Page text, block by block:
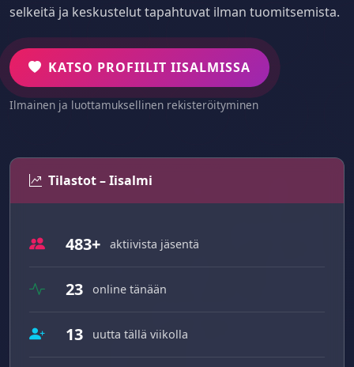
selkeitä ja keskustelut tapahtuvat ilman tuomitsemista.
KATSO PROFIILIT IISALMISSA
Ilmainen ja luottamuksellinen rekisteröityminen
Tilastot – Iisalmi
483+ aktiivista jäsentä
23 online tänään
13 uutta tällä viikolla